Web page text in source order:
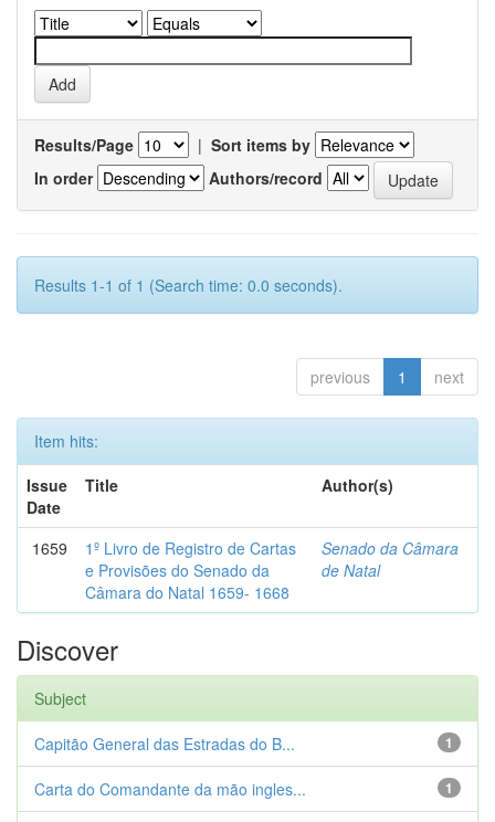
Results/Page | Sort items by
In order
Authors/record
Results 1-1 of 1 (Search time: 0.0 seconds).
previous 1 next
Item hits:
Issue
Date
Title Author(s)
1659
1º Livro de Registro de Cartas
e Provisões do Senado da
Câmara do Natal 1659- 1668
Senado da Câmara
de Natal
Discover
Subject
1
Capitão General das Estradas do B...
1
Carta do Comandante da mão ingles...